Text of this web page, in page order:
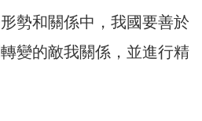
勢和關係中，我國要善於
變的敵我關係，並進行精